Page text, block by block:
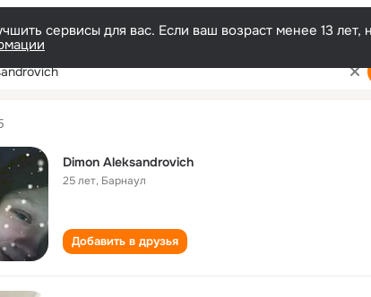
сервисы для вас. Если ваш возраст менее 13
Dimon Aleksandrovich
25 лет, Барнаул
Добавить в друзья